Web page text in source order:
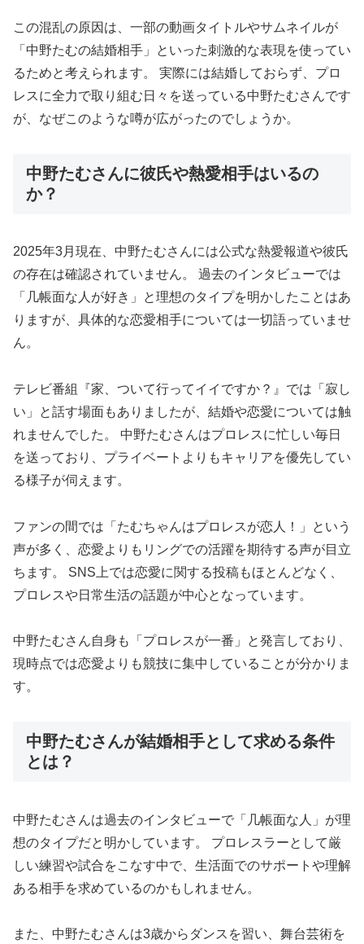
この混乱の原因は、一部の動画タイトルやサムネイルが
「中野たむの結婚相手」といった刺激的な表現を使ってい
るためと考えられます。 実際には結婚しておらず、プロ
レスに全力で取り組む日々を送っている中野たむさんです
が、なぜこのような噂が広がったのでしょうか。
中野たむさんに彼氏や熱愛相手はいるの
か？
2025年3月現在、中野たむさんには公式な熱愛報道や彼氏
の存在は確認されていません。 過去のインタビューでは
「几帳面な人が好き」と理想のタイプを明かしたことはあ
りますが、具体的な恋愛相手については一切語っていませ
ん。
テレビ番組『家、ついて行ってイイですか？』では「寂し
い」と話す場面もありましたが、結婚や恋愛については触
れませんでした。 中野たむさんはプロレスに忙しい毎日
を送っており、プライベートよりもキャリアを優先してい
る様子が伺えます。
ファンの間では「たむちゃんはプロレスが恋人！」という
声が多く、恋愛よりもリングでの活躍を期待する声が目立
ちます。 SNS上では恋愛に関する投稿もほとんどなく、
プロレスや日常生活の話題が中心となっています。
中野たむさん自身も「プロレスが一番」と発言しており、
現時点では恋愛よりも競技に集中していることが分かりま
す。
中野たむさんが結婚相手として求める条件
とは？
中野たむさんは過去のインタビューで「几帳面な人」が理
想のタイプだと明かしています。 プロレスラーとして厳
しい練習や試合をこなす中で、生活面でのサポートや理解
ある相手を求めているのかもしれません。
また、中野たむさんは3歳からダンスを習い、舞台芸術を